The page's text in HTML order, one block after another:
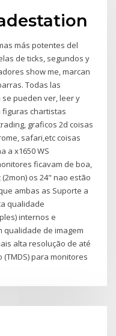
más potentes del
de ticks, segundos y
show me, marcan
Todas las
pueden ver, leer y
chartistas
graficos 2d coisas
safari,etc coisas
a x1650 WS
ficavam de boa,
(2mon) os 24" nao estão
ambas as Suporte a
qualidade
internos e
qualidade de imagem
alta resolução de até
(TMDS) para monitores